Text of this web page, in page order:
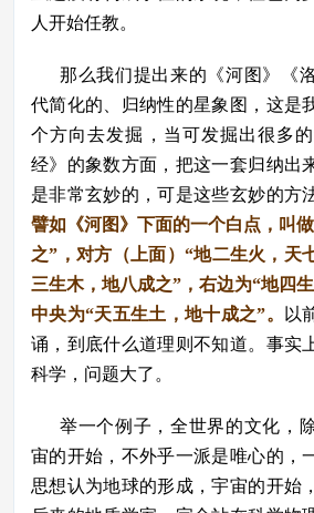
人开始任教。
那么我们提出来的《河图》《
代简化的、归纳性的星象图，这是
个方向去发掘，当可发掘出很多
经》的象数方面，把这一套归纳出
是非常玄妙的，可是这些玄妙的方
譬如《河图》下面的一个白点，叫
之”，对方（上面）“地二生火，天
三生木，地八成之”，右边为“地四
中央为“天五生土，地十成之”。
以
诵，到底什么道理则不知道。事实
科学，问题大了。
举一个例子，全世界的文化，
宙的开始，不外乎一派是唯心的，
思想认为地球的形成，宇宙的开始